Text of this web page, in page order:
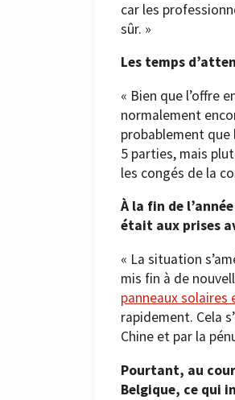
car les
sûr. »
Les temps
« Bien que l’offre
normalement
probablement
5 parties, mais
les congés de la
À la fin de
était aux prises
« La situation
mis fin à de
panneaux solaires
rapidement. Cela
Chine et par la
Pourtant, au
Belgique, ce qui